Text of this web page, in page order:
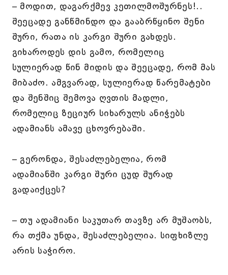
– მოდით, დაგარქმევ კეთილმოშურნეს!..
შეეცადე განწმინდო და გააბრწყინო შენი
შური, რათა ის კარგი შური გახდეს.
გიხაროდეს დის გამო, რომელიც
სულიერად წინ მიდის და შეეცადე, რომ მას
მიბაძო. ამგვარად, სულიერად წარემატები
და შენშიც შემოვა ღვთის მადლი,
რომელიც ზეციურ სიხარულს ანიჭებს
ადამიანს ამავე ცხოვრებაში.
– გერონდა, შესაძლებელია, რომ
ადამიანში კარგი შური ცუდ შურად
გადაიქცეს?
– თუ ადამიანი საკუთარ თავზე არ მუშაობს,
რა თქმა უნდა, შესაძლებელია. სიფხიზლე
არის საჭირო.